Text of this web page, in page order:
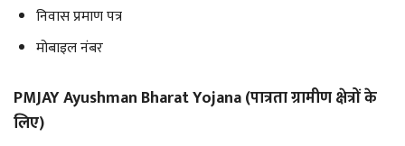
निवास प्रमाण पत्र
मोबाइल नंबर
PMJAY Ayushman Bharat Yojana (पात्रता ग्रामीण क्षेत्रों के
लिए)